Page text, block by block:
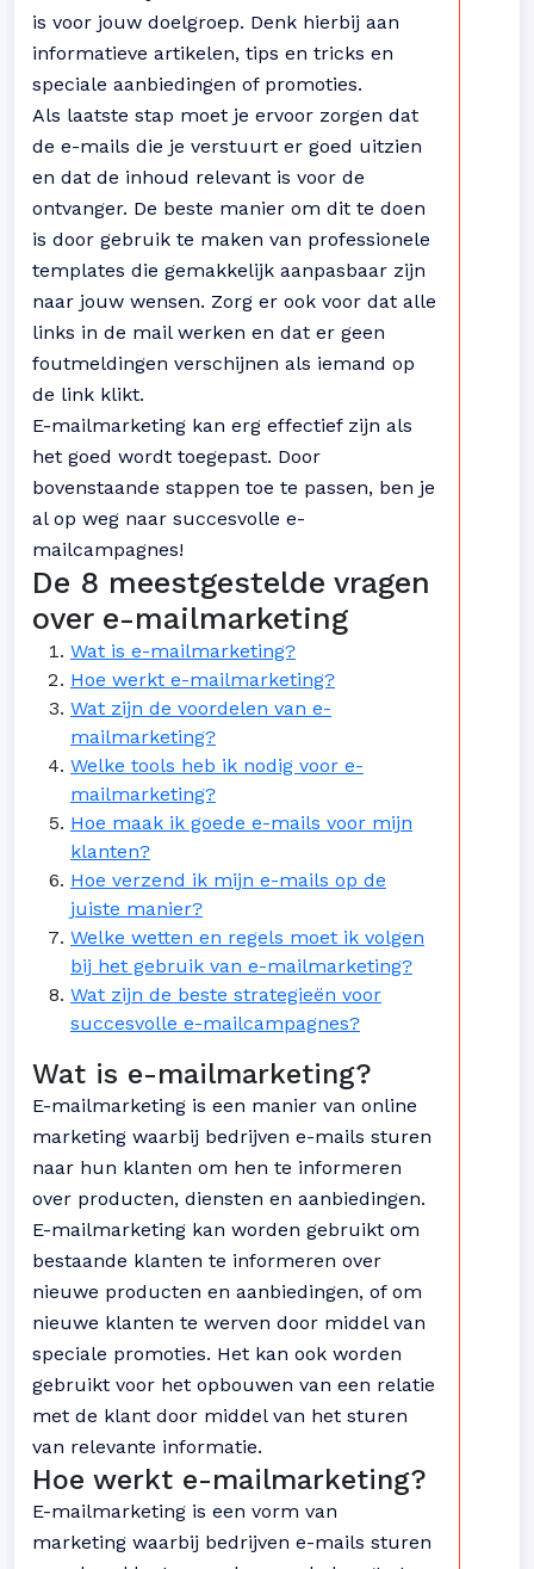
is voor jouw doelgroep. Denk hierbij aan
informatieve artikelen, tips en tricks en
speciale aanbiedingen of promoties.
Als laatste stap moet je ervoor zorgen dat
de e-mails die je verstuurt er goed uitzien
en dat de inhoud relevant is voor de
ontvanger. De beste manier om dit te doen
is door gebruik te maken van professionele
templates die gemakkelijk aanpasbaar zijn
naar jouw wensen. Zorg er ook voor dat alle
links in de mail werken en dat er geen
foutmeldingen verschijnen als iemand op
de link klikt.
E-mailmarketing kan erg effectief zijn als
het goed wordt toegepast. Door
bovenstaande stappen toe te passen, ben je
al op weg naar succesvolle e-
mailcampagnes!
De 8 meestgestelde vragen
over e-mailmarketing
Wat is e-mailmarketing?
Hoe werkt e-mailmarketing?
Wat zijn de voordelen van e-
mailmarketing?
Welke tools heb ik nodig voor e-
mailmarketing?
Hoe maak ik goede e-mails voor mijn
klanten?
Hoe verzend ik mijn e-mails op de
juiste manier?
Welke wetten en regels moet ik volgen
bij het gebruik van e-mailmarketing?
Wat zijn de beste strategieën voor
succesvolle e-mailcampagnes?
Wat is e-mailmarketing?
E-mailmarketing is een manier van online
marketing waarbij bedrijven e-mails sturen
naar hun klanten om hen te informeren
over producten, diensten en aanbiedingen.
E-mailmarketing kan worden gebruikt om
bestaande klanten te informeren over
nieuwe producten en aanbiedingen, of om
nieuwe klanten te werven door middel van
speciale promoties. Het kan ook worden
gebruikt voor het opbouwen van een relatie
met de klant door middel van het sturen
van relevante informatie.
Hoe werkt e-mailmarketing?
E-mailmarketing is een vorm van
marketing waarbij bedrijven e-mails sturen